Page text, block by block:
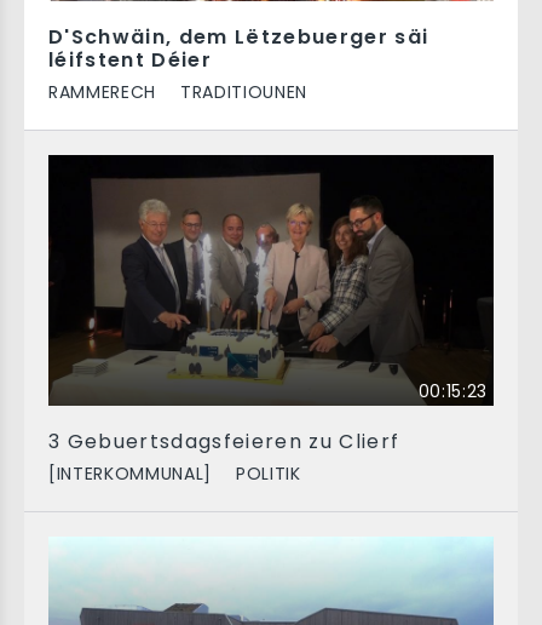
D'Schwäin, dem Lëtzebuerger säi
léifstent Déier
RAMMERECH TRADITIOUNEN
00:15:23
3 Gebuertsdagsfeieren zu Clierf
[INTERKOMMUNAL] POLITIK